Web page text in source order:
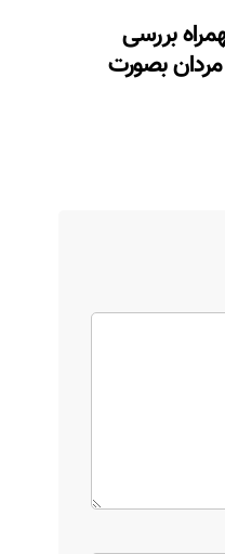
بررسی
مردان بصورت